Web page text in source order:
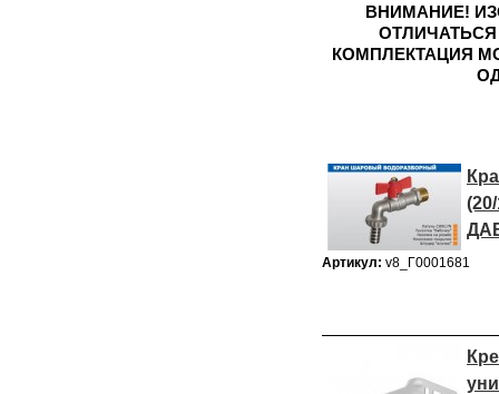
ВНИМАНИЕ!
КОМПЛЕКТАЦИЯ
Артикул: v8_Г0001681